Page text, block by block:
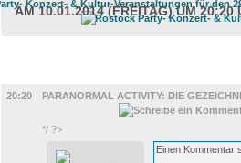
AM 10.01.2014 (FREITAG) UM 20:20
20:20
PARANORMAL ACTIVITY: DIE
*/ ?>